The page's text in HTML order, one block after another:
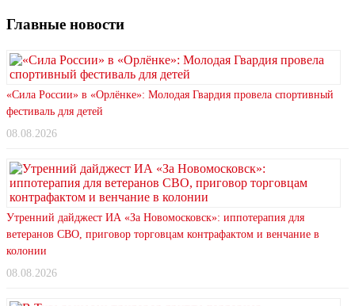
Главные новости
«Сила России» в «Орлёнке»: Молодая Гвардия провела спортивный
фестиваль для детей
08.08.2026
Утренний дайджест ИА «За Новомосковск»: иппотерапия для
ветеранов СВО, приговор торговцам контрафактом и венчание в
колонии
08.08.2026